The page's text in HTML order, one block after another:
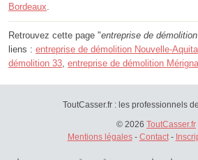
Bordeaux.
Retrouvez cette page "entreprise de
liens : entreprise de démolition Nouvelle-
démolition 33, entreprise de démolition
ToutCasser.fr : les professionnels
© 2026 ToutCasser.fr
Mentions légales- Contact-